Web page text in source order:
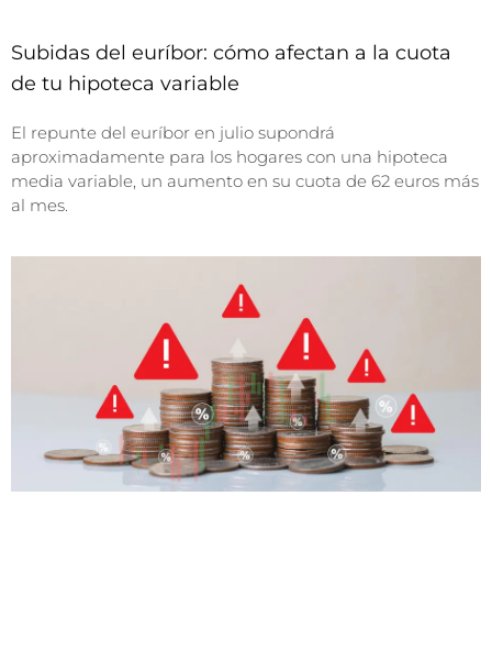
Subidas del euríbor: cómo afectan a la cuota
de tu hipoteca variable
El repunte del euríbor en julio supondrá
aproximadamente para los hogares con una hipoteca
media variable, un aumento en su cuota de 62 euros más
al mes.